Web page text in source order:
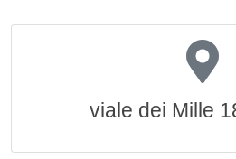
viale dei Mille